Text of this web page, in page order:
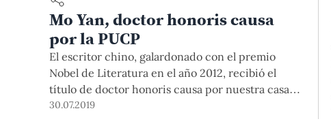
Mo Yan, doctor honoris causa
por la PUCP
El escritor chino, galardonado con el premio
Nobel de Literatura en el año 2012, recibió el
título de doctor honoris causa por nuestra casa
de estudios. La ceremonia se realizó este martes
30.07.2019